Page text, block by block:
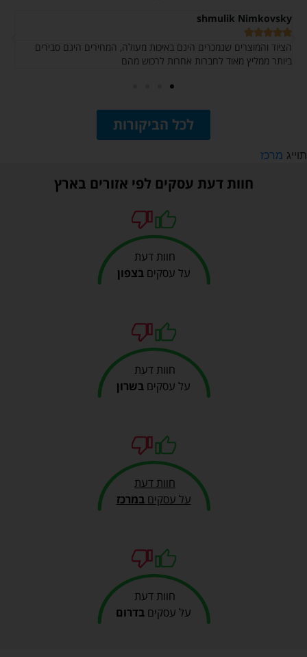
shmulik Nimkovsky





הציוד והמוצרים שנמכרים הינם באיכות מעולה, המחירים הינם סבירים
ביותר ממליץ מאוד לחברות אחרות לרכוש מהם
לכל הביקורות
תוייג מרכז
חוות דעת עסקים לפי אזורים בארץ
חוות דעת
על עסקיםבצפון
חוות דעת
על עסקים בשרון
חוות דעת
על עסקיםבמרכז
חוות דעת
על עסקים בדרום